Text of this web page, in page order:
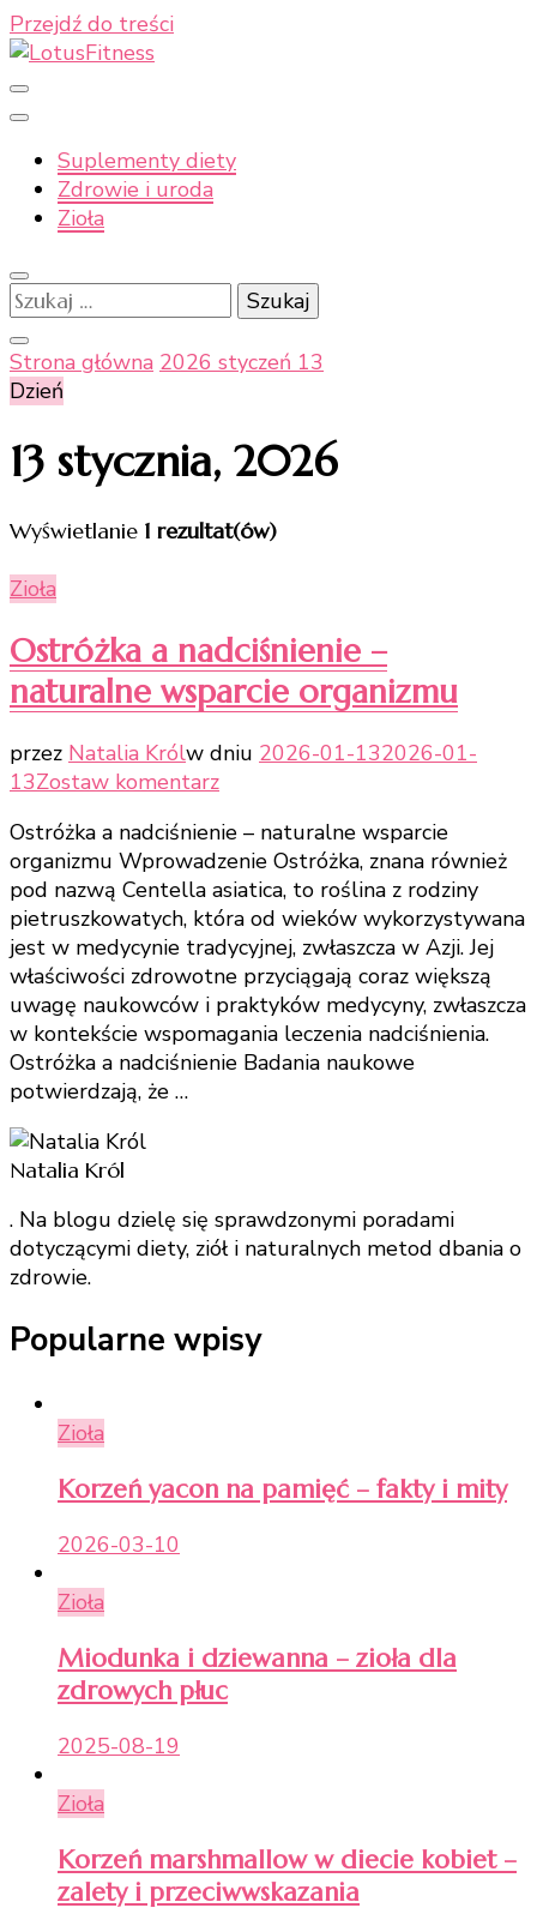
Przejdź do treści
LotusFitness
Suplementy diety
Zdrowie i uroda
Zioła
Szukaj:
Strona główna 2026 styczeń 13
Dzień
13 stycznia, 2026
Wyświetlanie 1 rezultat(ów)
Zioła
Ostróżka a nadciśnienie –
naturalne wsparcie organizmu
przez Natalia Królw dniu 2026-01-132026-01-
13Zostaw komentarzdo
a
nadciśnienie
–
naturalne
wsparcie
organizmu
Ostróżka a nadciśnienie – naturalne wsparcie
organizmu Wprowadzenie Ostróżka, znana również
pod nazwą Centella asiatica, to roślina z rodziny
pietruszkowatych, która od wieków wykorzystywana
jest w medycynie tradycyjnej, zwłaszcza w Azji. Jej
właściwości zdrowotne przyciągają coraz większą
uwagę naukowców i praktyków medycyny, zwłaszcza
w kontekście wspomagania leczenia nadciśnienia.
Ostróżka a nadciśnienie Badania naukowe
potwierdzają, że …
Natalia Król
. Na blogu dzielę się sprawdzonymi poradami
dotyczącymi diety, ziół i naturalnych metod dbania o
zdrowie.
Popularne wpisy
Zioła
Korzeń yacon na pamięć – fakty i mity
2026-03-10
Zioła
Miodunka i dziewanna – zioła dla
zdrowych płuc
2025-08-19
Zioła
Korzeń marshmallow w diecie kobiet –
zalety i przeciwwskazania